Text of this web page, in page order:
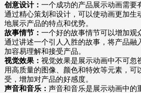
创意设计： 一个成功的产品展示动画需要
通过精心策划和设计，可以使动画更加生
地展示产品的特点和优势。
故事情节： 一个好的故事情节可以增加观
通过讲述一个引人入胜的故事，将产品融
加容易理解和接受产品。
视觉效果： 视觉效果是展示动画中不可忽
用高质量的图像、颜色和特效等元素，可
受，增加对产品的好感度。
声音和音乐： 声音和音乐是展示动画中的